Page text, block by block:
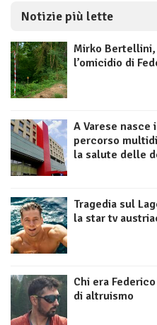
Notizie più lette
Mirko
l’omicidio di
A Varese
percorso
la salute delle
Tragedia sul
la star tv
Chi era
di altruismo